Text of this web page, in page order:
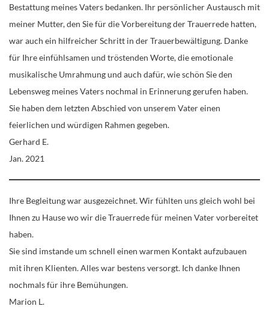
Bestattung meines Vaters bedanken. Ihr persönlicher Austausch mit
meiner Mutter, den Sie für die Vorbereitung der Trauerrede hatten,
war auch ein hilfreicher Schritt in der Trauerbewältigung. Danke
für Ihre einfühlsamen und tröstenden Worte, die emotionale
musikalische Umrahmung und auch dafür, wie schön Sie den
Lebensweg meines Vaters nochmal in Erinnerung gerufen haben.
Sie haben dem letzten Abschied von unserem Vater einen
feierlichen und würdigen Rahmen gegeben.
Gerhard E.
Jan. 2021
Ihre Begleitung war ausgezeichnet. Wir fühlten uns gleich wohl bei
Ihnen zu Hause wo wir die Trauerrede für meinen Vater vorbereitet
haben.
Sie sind imstande um schnell einen warmen Kontakt aufzubauen
mit ihren Klienten. Alles war bestens versorgt. Ich danke Ihnen
nochmals für ihre Bemühungen.
Marion L.